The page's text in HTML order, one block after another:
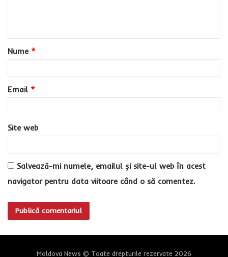
a
r
*
Nume *
Email *
Site web
Salvează-mi numele, emailul și site-ul web în acest
navigator pentru data viitoare când o să comentez.
Moldova News © Toate drepturile rezervate 2026